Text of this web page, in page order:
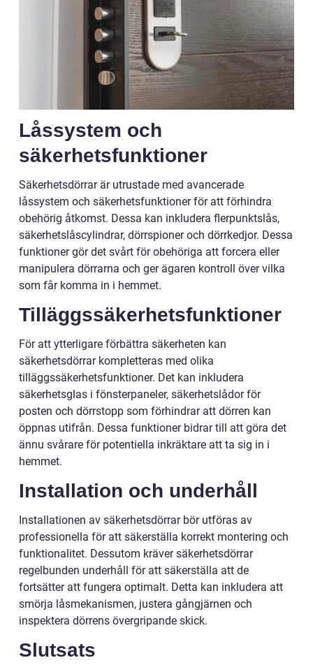
Låssystem och
säkerhetsfunktioner
Säkerhetsdörrar är utrustade med avancerade
låssystem och säkerhetsfunktioner för att förhindra
obehörig åtkomst. Dessa kan inkludera flerpunktslås,
säkerhetslåscylindrar, dörrspioner och dörrkedjor. Dessa
funktioner gör det svårt för obehöriga att forcera eller
manipulera dörrarna och ger ägaren kontroll över vilka
som får komma in i hemmet.
Tilläggssäkerhetsfunktioner
För att ytterligare förbättra säkerheten kan
säkerhetsdörrar kompletteras med olika
tilläggssäkerhetsfunktioner. Det kan inkludera
säkerhetsglas i fönsterpaneler, säkerhetslådor för
posten och dörrstopp som förhindrar att dörren kan
öppnas utifrån. Dessa funktioner bidrar till att göra det
ännu svårare för potentiella inkräktare att ta sig in i
hemmet.
Installation och underhåll
Installationen av säkerhetsdörrar bör utföras av
professionella för att säkerställa korrekt montering och
funktionalitet. Dessutom kräver säkerhetsdörrar
regelbunden underhåll för att säkerställa att de
fortsätter att fungera optimalt. Detta kan inkludera att
smörja låsmekanismen, justera gångjärnen och
inspektera dörrens övergripande skick.
Slutsats